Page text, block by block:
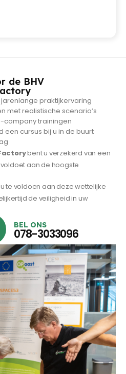
de BHV
praktijkervaring
met realistische scenario’s
company trainingen
een cursus bij u in de buurt
bent u verzekerd van een
aan de hoogste
te voldoen aan deze wettelijke
de veiligheid in uw
BEL ONS
078-3033096